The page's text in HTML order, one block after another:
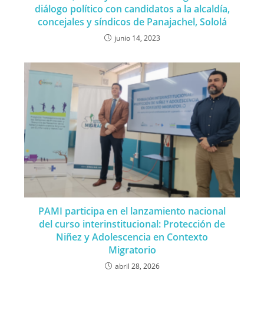
diálogo político con candidatos a la alcaldía,
concejales y síndicos de Panajachel, Sololá
junio 14, 2023
PAMI participa en el lanzamiento nacional
del curso interinstitucional: Protección de
Niñez y Adolescencia en Contexto
Migratorio
abril 28, 2026